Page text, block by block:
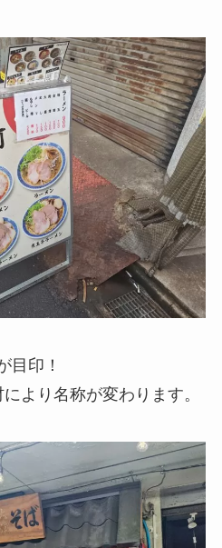
目印！
より名称が変わります。